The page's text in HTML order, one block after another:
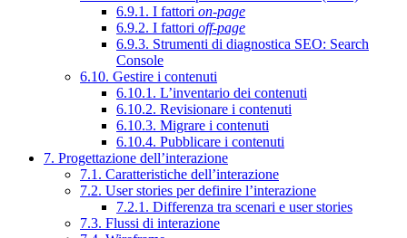
6.9.1. I fattori on-page
6.9.2. I fattori off-page
6.9.3. Strumenti di diagnostica SEO: Search
Console
6.10. Gestire i contenuti
6.10.1. L’inventario dei contenuti
6.10.2. Revisionare i contenuti
6.10.3. Migrare i contenuti
6.10.4. Pubblicare i contenuti
7. Progettazione dell’interazione
7.1. Caratteristiche dell’interazione
7.2. User stories per definire l’interazione
7.2.1. Differenza tra scenari e user stories
7.3. Flussi di interazione